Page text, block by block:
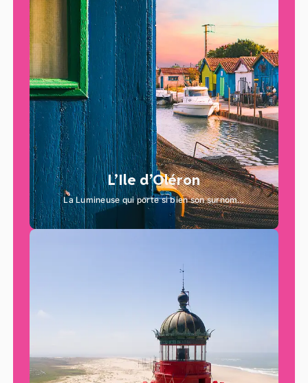
L’Ile d’Oléron
La Lumineuse qui porte si bien son surnom…